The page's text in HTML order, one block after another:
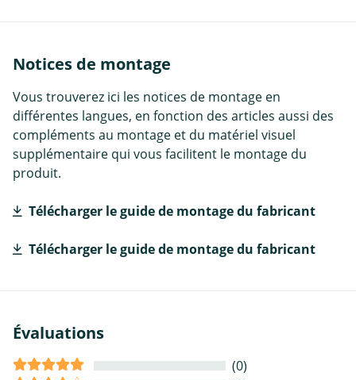
Notices de montage
Vous trouverez ici les notices de montage en
différentes langues, en fonction des articles aussi des
compléments au montage et du matériel visuel
supplémentaire qui vous facilitent le montage du
produit.
Télécharger le guide de montage du fabricant
Télécharger le guide de montage du fabricant
Évaluations
(0)